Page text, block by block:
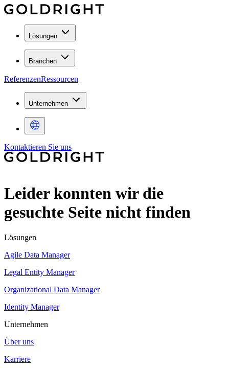
Lösungen
Branchen
ReferenzenRessourcen
Unternehmen
Kontaktieren Sie uns
Leider konnten wir die
gesuchte Seite nicht finden
Lösungen
Agile Data Manager
Legal Entity Manager
Organizational Data Manager
Identity Manager
Unternehmen
Über uns
Karriere